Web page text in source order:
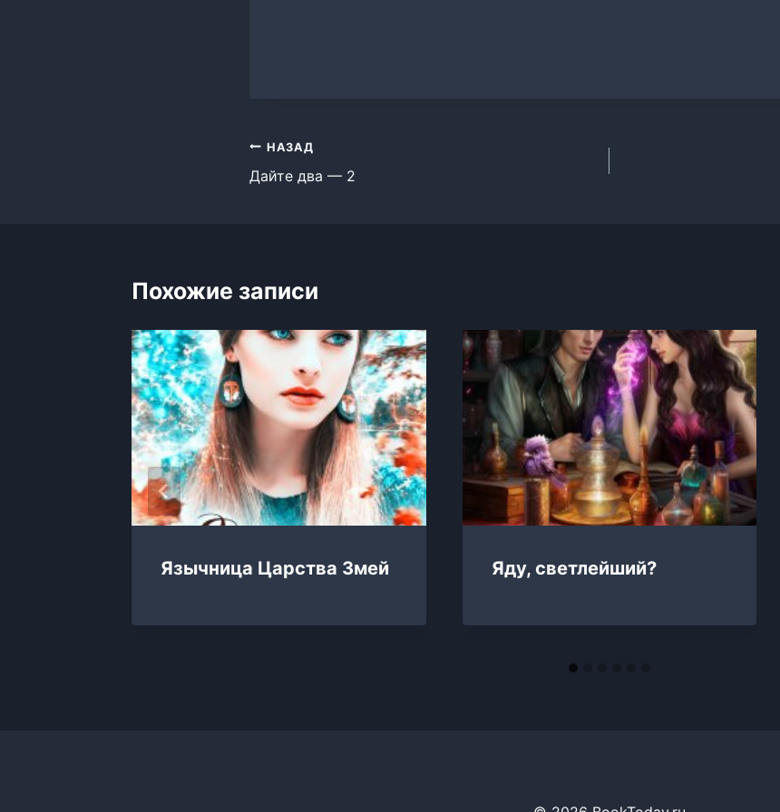
Навигация
по
НАЗАД
Дайте два — 2
Похожие записи
Язычница Царства Змей Яду, светлейший?